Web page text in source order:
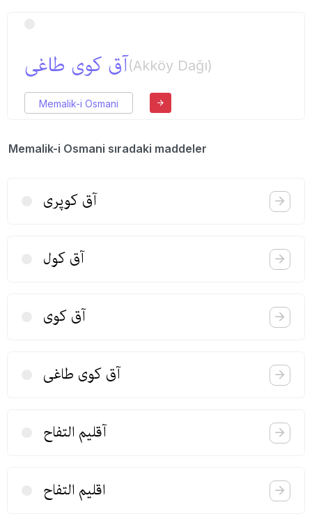
آق كوی طاغی(Akköy Dağı)
Memalik-i Osmani
Memalik-i Osmani sıradaki maddeler
آق كوپری
آق‌ كول
آق كوی
آق كوی طاغی
آقلیم التفاح
اقلیم التفاح